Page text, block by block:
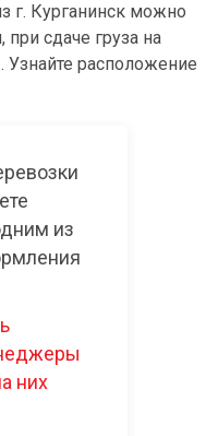
г. Курганинск можно
сдаче груза на
Узнайте расположение
из
них